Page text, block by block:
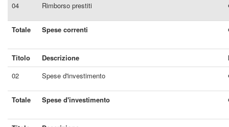
04 Rimborso prestiti
Totale Spese correnti
Titolo Descrizione
02
Spese d'investimento
Totale Spese d'investimento